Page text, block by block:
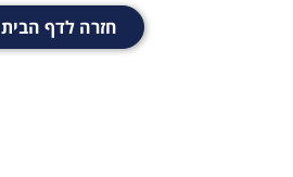
חזרה לדף הבית